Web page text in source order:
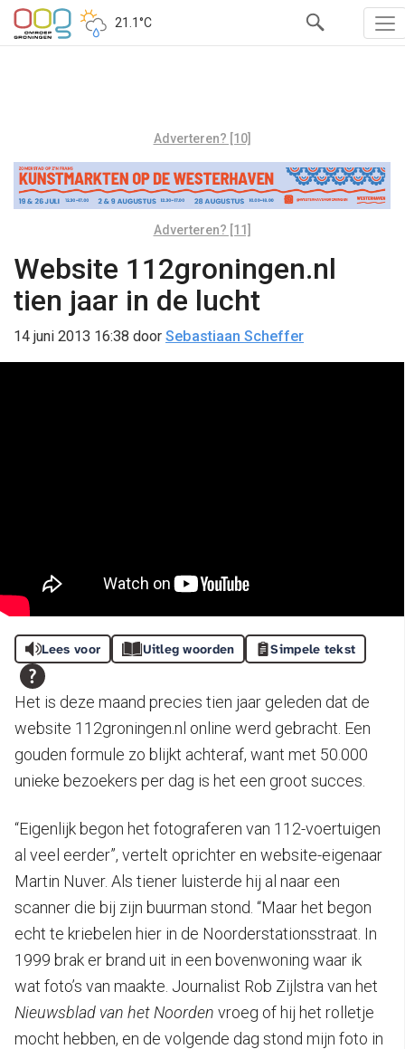
21.1°C
Adverteren? [10]
Adverteren? [11]
Website 112groningen.nl
tien jaar in de lucht
14 juni 2013 16:38 door Sebastiaan Scheffer
Lees voor Uitleg woorden Simpele tekst
Het is deze maand precies tien jaar geleden dat de
website 112groningen.nl online werd gebracht. Een
gouden formule zo blijkt achteraf, want met 50.000
unieke bezoekers per dag is het een groot succes.
“Eigenlijk begon het fotograferen van 112-voertuigen
al veel eerder”, vertelt oprichter en website-eigenaar
Martin Nuver. Als tiener luisterde hij al naar een
scanner die bij zijn buurman stond. “Maar het begon
echt te kriebelen hier in de Noorderstationsstraat. In
1999 brak er brand uit in een bovenwoning waar ik
wat foto’s van maakte. Journalist Rob Zijlstra van het
Nieuwsblad van het Noorden vroeg of hij het rolletje
mocht hebben, en de volgende dag stond mijn foto in